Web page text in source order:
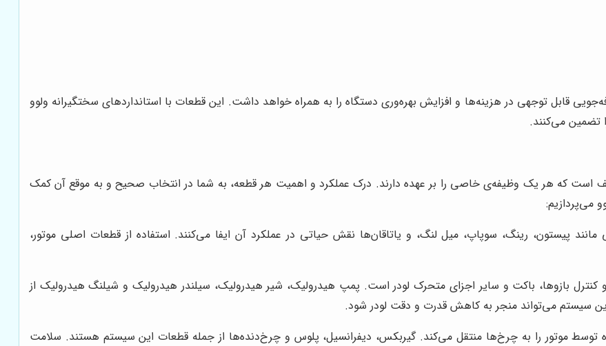
قابل توجهی در هزینه‌ها و افزایش بهره‌وری دستگاه را به همراه خواهد داشت. این قطعات با استانداردهای سختگیرانه ولوو
تضمین می‌کنند.
است که هر یک وظیفه‌ی خاصی را بر عهده دارند. درک عملکرد و اهمیت هر قطعه، به شما در انتخاب صحیح و به موقع آن کمک
می‌پردازیم:
پیستون، رینگ، سوپاپ، میل لنگ، و یاتاقان‌ها نقش حیاتی در عملکرد آن ایفا می‌کنند. استفاده از قطعات اصلی موتور،
بازوها، باکت و سایر اجزای متحرک لودر است. پمپ هیدرولیک، شیر هیدرولیک، سیلندر هیدرولیک و شیلنگ هیدرولیک از
سیستم می‌تواند منجر به کاهش قدرت و دقت لودر شود.
توسط موتور را به چرخ‌ها منتقل می‌کند. گیربکس، دیفرانسیل، پلوس و چرخ‌دنده‌ها از جمله قطعات این سیستم هستند. سلامت